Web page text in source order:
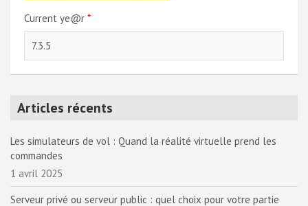
Current ye@r *
Articles récents
Les simulateurs de vol : Quand la réalité virtuelle prend les
commandes
1 avril 2025
Serveur privé ou serveur public : quel choix pour votre partie